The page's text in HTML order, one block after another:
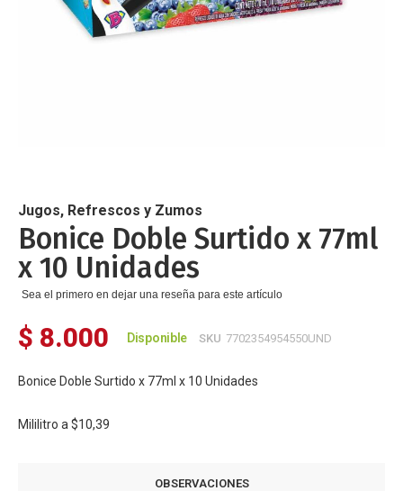
de
la
galería
de
imágenes
Jugos, Refrescos y Zumos
Bonice Doble Surtido x 77ml
x 10 Unidades
Sea el primero en dejar una reseña para este artículo
$ 8.000 Disponible SKU 7702354954550UND
Bonice Doble Surtido x 77ml x 10 Unidades
Mililitro a $10,39
OBSERVACIONES